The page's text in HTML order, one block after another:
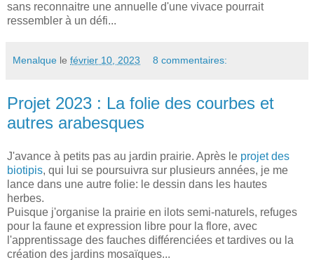
sans reconnaitre une annuelle d'une vivace pourrait
ressembler à un défi...
Menalque le février 10, 2023 8 commentaires:
Projet 2023 : La folie des courbes et
autres arabesques
J'avance à petits pas au jardin prairie. Après le projet des
biotipis, qui lui se poursuivra sur plusieurs années, je me
lance dans une autre folie: le dessin dans les hautes
herbes.
Puisque j'organise la prairie en ilots semi-naturels, refuges
pour la faune et expression libre pour la flore, avec
l'apprentissage des fauches différenciées et tardives ou la
création des jardins mosaïques...